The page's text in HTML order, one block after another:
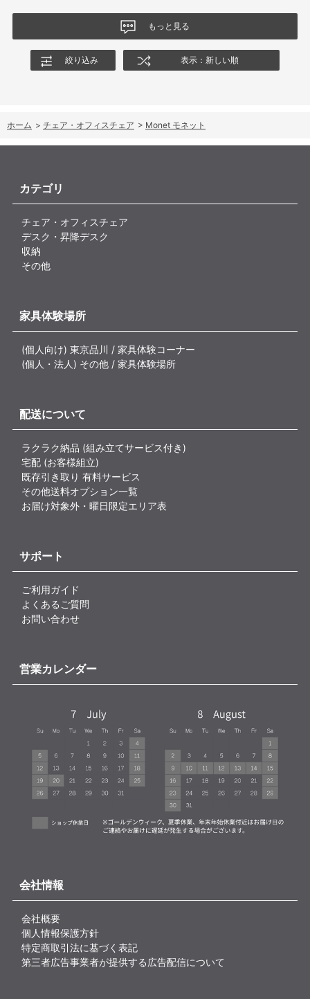
もっと見る
絞り込み 表示：新しい順
ホーム > チェア・オフィスチェア > Monet モネット
カテゴリ
チェア・オフィスチェア
デスク・昇降デスク
収納
その他
家具体験場所
(個人向け) 東京品川 / 家具体験コーナー
(個人・法人) その他 / 家具体験場所
配送について
ラクラク納品 (組み立てサービス付き)
宅配 (お客様組立)
既存引き取り 有料サービス
その他送料オプション一覧
お届け対象外・曜日限定エリア表
サポート
ご利用ガイド
よくあるご質問
お問い合わせ
営業カレンダー
会社情報
会社概要
個人情報保護方針
特定商取引法に基づく表記
第三者広告事業者が提供する広告配信について